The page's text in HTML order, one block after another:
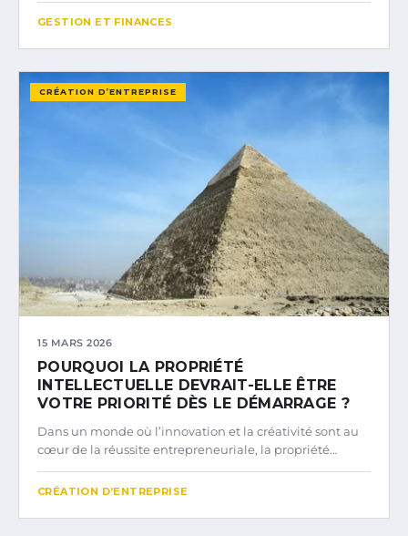
GESTION ET FINANCES
CRÉATION D’ENTREPRISE
15 MARS 2026
POURQUOI LA PROPRIÉTÉ
INTELLECTUELLE DEVRAIT-ELLE ÊTRE
VOTRE PRIORITÉ DÈS LE DÉMARRAGE ?
Dans un monde où l’innovation et la créativité sont au
cœur de la réussite entrepreneuriale, la propriété…
CRÉATION D’ENTREPRISE